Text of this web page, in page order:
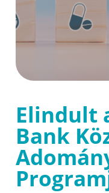
Elindult
Bank